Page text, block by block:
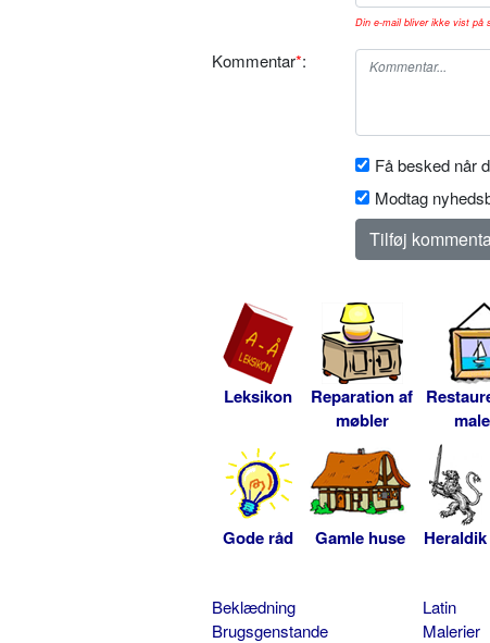
Din e-mail bliver ikke vist på
Kommentar*:
Få besked når
Modtag
Leksikon
Reparation af
møbler
Gode råd Gamle huse Heraldik
Beklædning
Brugsgenstande
Latin
Malerier